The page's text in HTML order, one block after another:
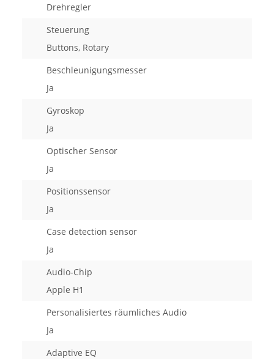
Drehregler
Steuerung
Buttons, Rotary
Beschleunigungsmesser
Ja
Gyroskop
Ja
Optischer Sensor
Ja
Positionssensor
Ja
Case detection sensor
Ja
Audio-Chip
Apple H1
Personalisiertes räumliches Audio
Ja
Adaptive EQ